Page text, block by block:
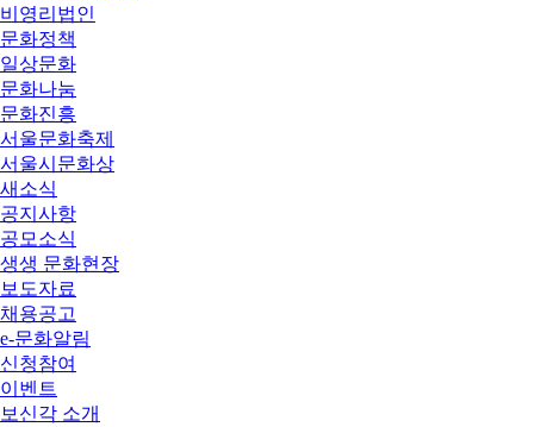
비영리법인
문화정책
일상문화
문화나눔
문화진흥
서울문화축제
서울시문화상
새소식
공지사항
공모소식
생생 문화현장
보도자료
채용공고
e-문화알림
신청참여
이벤트
보신각 소개